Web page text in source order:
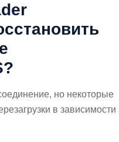
но некоторые
в зависимости